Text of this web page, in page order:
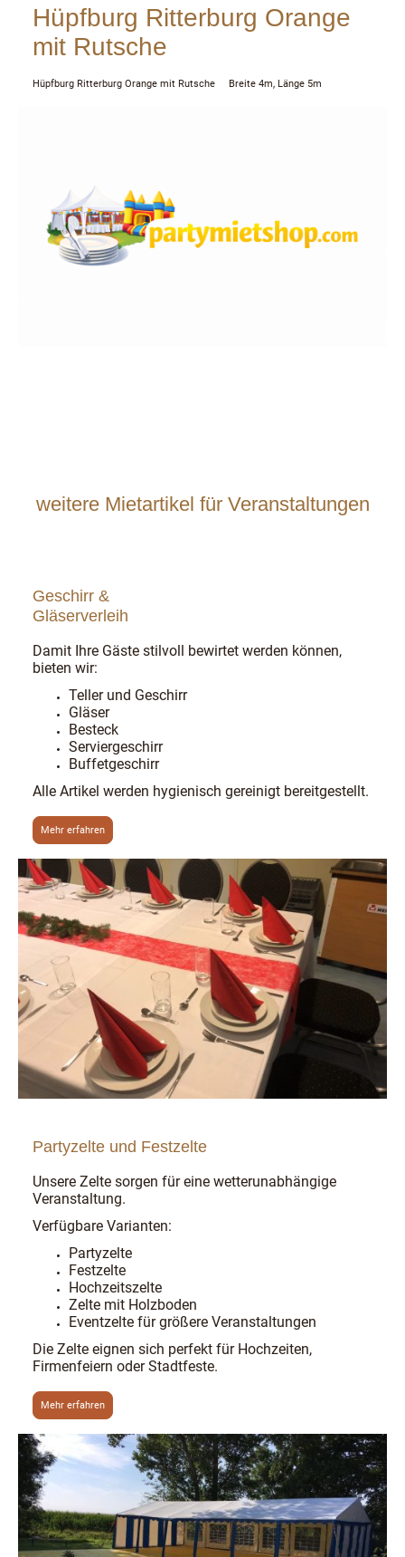
Hüpfburg Ritterburg Orange
mit Rutsche
Hüpfburg Ritterburg Orange mit Rutsche Breite 4m, Länge 5m
weitere Mietartikel für Veranstaltungen
Geschirr &
Gläserverleih
Damit Ihre Gäste stilvoll bewirtet werden können,
bieten wir:
Teller und Geschirr
Gläser
Besteck
Serviergeschirr
Buffetgeschirr
Alle Artikel werden hygienisch gereinigt bereitgestellt.
Mehr erfahren
Partyzelte und Festzelte
Unsere Zelte sorgen für eine wetterunabhängige
Veranstaltung.
Verfügbare Varianten:
Partyzelte
Festzelte
Hochzeitszelte
Zelte mit Holzboden
Eventzelte für größere Veranstaltungen
Die Zelte eignen sich perfekt für Hochzeiten,
Firmenfeiern oder Stadtfeste.
Mehr erfahren